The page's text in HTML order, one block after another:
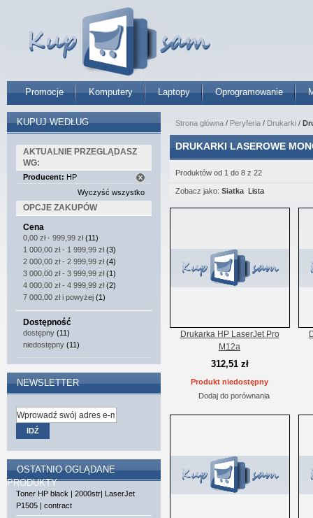
Promocje Komputery Laptopy Oprogramowanie
Strona główna / Peryferia / Drukarki /
DRUKARKI LASEROWE
Produktów od 1 do 8 z 22
Zobacz jako: Siatka Lista
Drukarka HP LaserJet Pro
M12a
312,51 zł
Produkt niedostępny
Dodaj do porównania
KUPUJ WEDŁUG
AKTUALNIE PRZEGLĄDASZ
WG:
Producent: HP
Wyczyść wszystko
OPCJE ZAKUPÓW
Cena
0,00 zł- 999,99 zł(11)
1 000,00 zł- 1 999,99 zł(3)
2 000,00 zł- 2 999,99 zł(4)
3 000,00 zł- 3 999,99 zł(1)
4 000,00 zł- 4 999,99 zł(2)
7 000,00 złi powyżej (1)
Dostępność
dostępny (11)
niedostępny (11)
NEWSLETTER
IDŹ
OSTATNIO OGLĄDANE
PRODUKTY
Toner HP black | 2000str| LaserJet
P1505 | contract